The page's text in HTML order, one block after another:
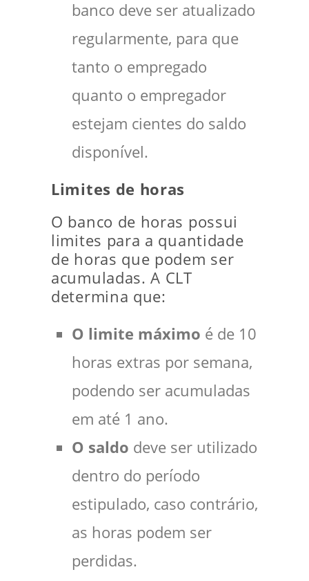
banco deve ser atualizado
regularmente, para que
tanto o empregado
quanto o empregador
estejam cientes do saldo
disponível.
Limites de horas
O banco de horas possui
limites para a quantidade
de horas que podem ser
acumuladas. A CLT
determina que:
O limite máximo é de 10
horas extras por semana,
podendo ser acumuladas
em até 1 ano.
O saldo deve ser utilizado
dentro do período
estipulado, caso contrário,
as horas podem ser
perdidas.